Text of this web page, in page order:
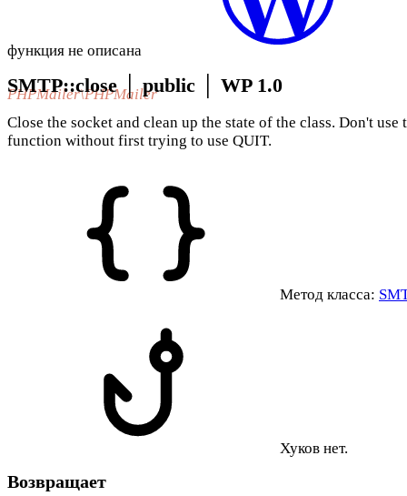
функция не описана
PHPMailer\PHPMailer
SMTP::close│public WP 1.0
Close the socket and clean up the state of the class. Don't use
function without first trying to use QUIT.
Метод класса:
Хуков нет.
Возвращает